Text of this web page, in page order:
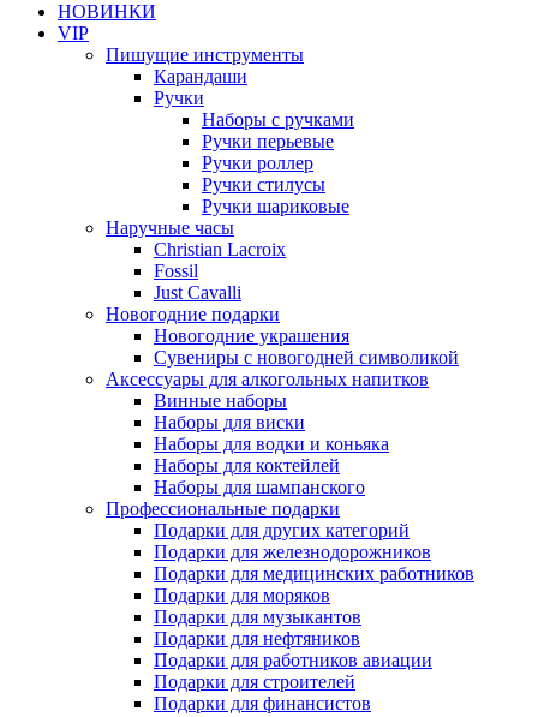
НОВИНКИ
VIP
Пишущие инструменты
Карандаши
Ручки
Наборы с ручками
Ручки перьевые
Ручки роллер
Ручки стилусы
Ручки шариковые
Наручные часы
Christian Lacroix
Fossil
Just Cavalli
Новогодние подарки
Новогодние украшения
Сувениры с новогодней символикой
Аксессуары для алкогольных напитков
Винные наборы
Наборы для виски
Наборы для водки и коньяка
Наборы для коктейлей
Наборы для шампанского
Профессиональные подарки
Подарки для других категорий
Подарки для железнодорожников
Подарки для медицинских работников
Подарки для моряков
Подарки для музыкантов
Подарки для нефтяников
Подарки для работников авиации
Подарки для строителей
Подарки для финансистов